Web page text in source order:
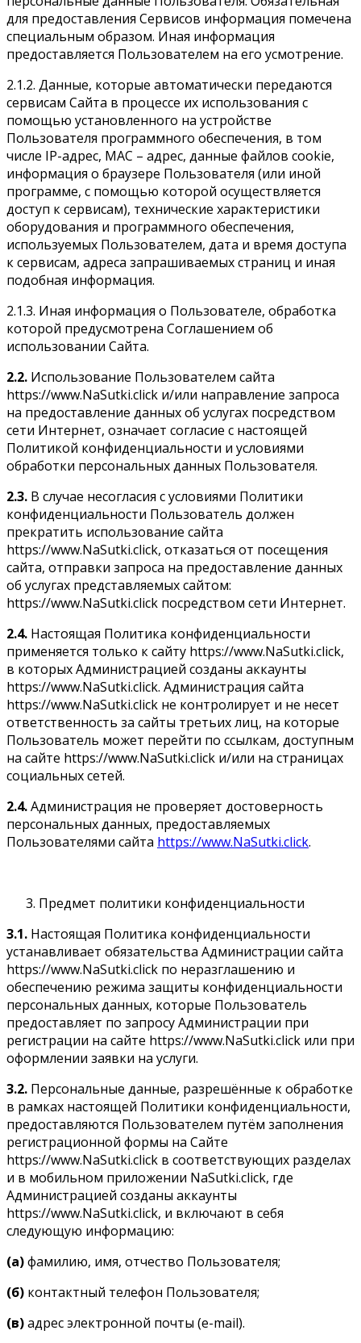
для предоставления Сервисов информация помечена
специальным образом. Иная информация
предоставляется Пользователем на его усмотрение.
2.1.2. Данные, которые автоматически передаются
сервисам Сайта в процессе их использования с
помощью установленного на устройстве
Пользователя программного обеспечения, в том
числе IP-адрес, MАС – адрес, данные файлов cookie,
информация о браузере Пользователя (или иной
программе, с помощью которой осуществляется
доступ к сервисам), технические характеристики
оборудования и программного обеспечения,
используемых Пользователем, дата и время доступа
к сервисам, адреса запрашиваемых страниц и иная
подобная информация.
2.1.3. Иная информация о Пользователе, обработка
которой предусмотрена Соглашением об
использовании Сайта.
2.2. Использование Пользователем сайта
https://www.NaSutki.click и/или направление запроса
на предоставление данных об услугах посредством
сети Интернет, означает согласие с настоящей
Политикой конфиденциальности и условиями
обработки персональных данных Пользователя.
2.3. В случае несогласия с условиями Политики
конфиденциальности Пользователь должен
прекратить использование сайта
https://www.NaSutki.click, отказаться от посещения
сайта, отправки запроса на предоставление данных
об услугах представляемых сайтом:
https://www.NaSutki.click посредством сети Интернет.
2.4. Настоящая Политика конфиденциальности
применяется только к сайту https://www.NaSutki.click,
в которых Администрацией созданы аккаунты
https://www.NaSutki.click. Администрация сайта
https://www.NaSutki.click не контролирует и не несет
ответственность за сайты третьих лиц, на которые
Пользователь может перейти по ссылкам, доступным
на сайте https://www.NaSutki.click и/или на страницах
социальных сетей.
2.4.Администрация не проверяет достоверность
персональных данных, предоставляемых
Пользователями сайта https://www.NaSutki.click.
Предмет политики конфиденциальности
3.1. Настоящая Политика конфиденциальности
устанавливает обязательства Администрации сайта
https://www.NaSutki.click по неразглашению и
обеспечению режима защиты конфиденциальности
персональных данных, которые Пользователь
предоставляет по запросу Администрации при
регистрации на сайте https://www.NaSutki.click или при
оформлении заявки на услуги.
3.2. Персональные данные, разрешённые к обработке
в рамках настоящей Политики конфиденциальности,
предоставляются Пользователем путём заполнения
регистрационной формы на Сайте
https://www.NaSutki.click в соответствующих разделах
и в мобильном приложении NaSutki.click, где
Администрацией созданы аккаунты
https://www.NaSutki.click, и включают в себя
следующую информацию:
(a)фамилию, имя, отчество Пользователя;
(б) контактный телефон Пользователя;
(в)адрес электронной почты (e-mail).